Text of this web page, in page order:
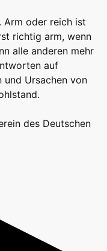
Arm oder reich ist
richtig arm, wenn
alle anderen mehr
auf
und Ursachen von
des Deutschen